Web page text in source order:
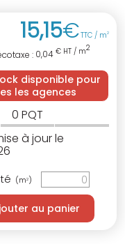
15,15€TTC / m2
: 0,04 € HT / m2
disponible pour
les agences
0 PQT
à jour le
(m2)
au panier